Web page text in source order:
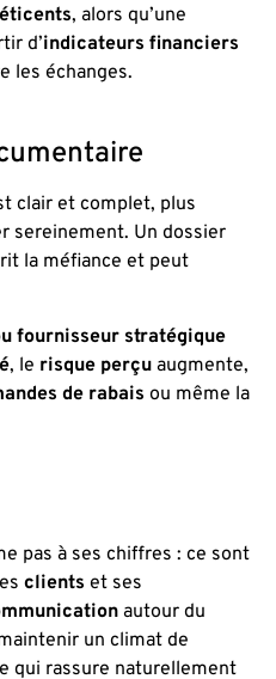
, alors qu’une
d’indicateurs financiers
les échanges.
clair et complet, plus
sereinement. Un dossier
la méfiance et peut
fournisseur stratégique
, le risque perçu augmente,
de rabais ou même la
pas à ses chiffres : ce sont
clients et ses
autour du
un climat de
qui rassure naturellement